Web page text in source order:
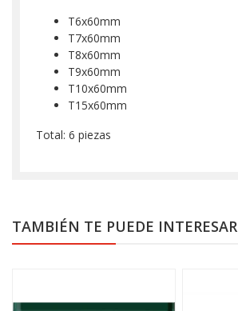
T6x60mm
T7x60mm
T8x60mm
T9x60mm
T10x60mm
T15x60mm
Total: 6 piezas
TAMBIÉN TE PUEDE INTERESAR